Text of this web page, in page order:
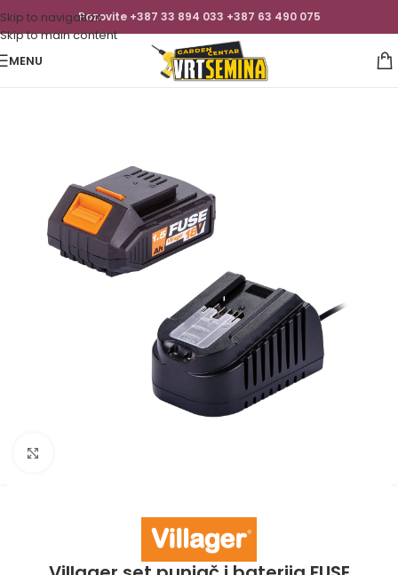
Skip to navigation
Skip to main content
Pozovite +387 33 894 033 +387 63 490 075
MENU